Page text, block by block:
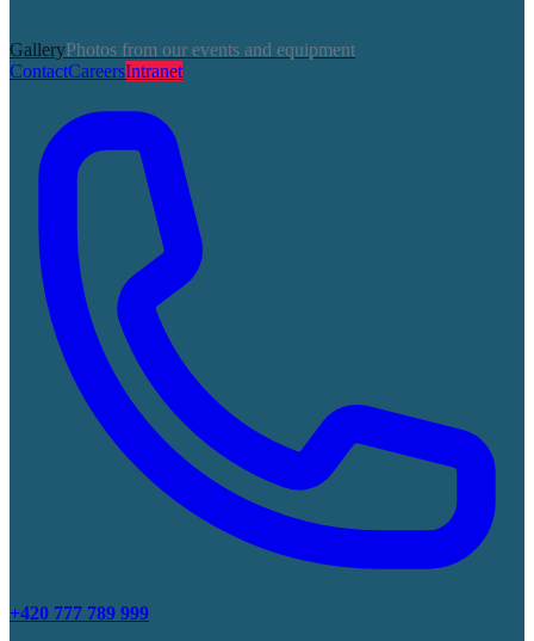
GalleryPhotos from our events and equipment
ContactCareersIntranet
+420 777 789 999